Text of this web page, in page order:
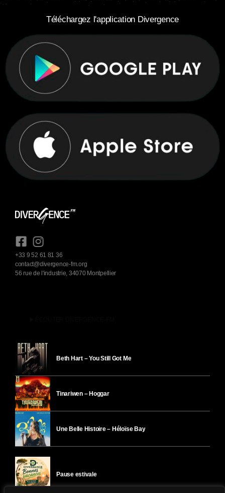
Téléchargez l'application Divergence
+33 9 52 61 81 36
contact@divergence-fm.org
56 rue de l'industrie, 34070 Montpellier
Beth Hart – You Still Got Me
Tinariwen – Hoggar
Une Belle Histoire – Héloïse Bay
Pause estivale